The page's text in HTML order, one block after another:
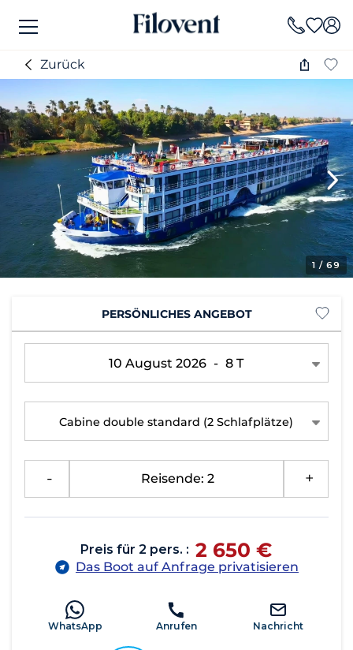
Zurück
1 / 69
PERSÖNLICHES ANGEBOT
10 August 2026 - 8 T
Cabine double standard (2 Schlafplätze)
Reisende: 2
Preis für 2 pers. : 2 650 €
Das Boot auf Anfrage privatisieren
WhatsApp Anrufen Nachricht